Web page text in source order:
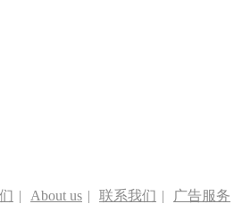
| About us | 联系我们 | 广告服务